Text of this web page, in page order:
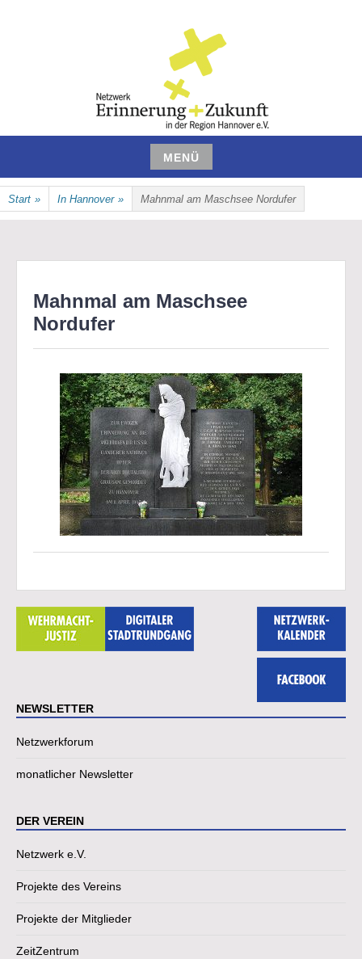
NETZWERK ERINNERUNG UND
ZUKUNFT IN DER REGION
HANNOVER E.V.
MENÜ
Zum
Inhalt
springen
Start » In Hannover » Mahnmal am Maschsee Nordufer
Mahnmal am Maschsee
Nordufer
NEWSLETTER
Netzwerkforum
monatlicher Newsletter
DER VEREIN
Netzwerk e.V.
Projekte des Vereins
Projekte der Mitglieder
ZeitZentrum